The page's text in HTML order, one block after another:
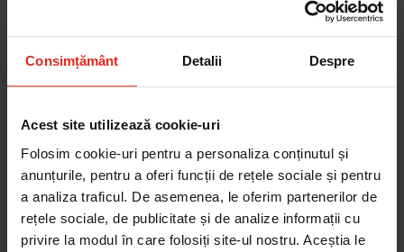
Consimțământ Detalii Despre
Acest site utilizează cookie-uri
Folosim cookie-uri pentru a personaliza conținutul și
anunțurile, pentru a oferi funcții de rețele sociale și pentru
a analiza traficul. De asemenea, le oferim partenerilor de
rețele sociale, de publicitate și de analize informații cu
privire la modul în care folosiți site-ul nostru. Aceștia le
Masini de spalat vase
Frigidere
Gestionarea deseurilor
Piese de schimb
Cautare dupa produse
Cautare dupa piesa